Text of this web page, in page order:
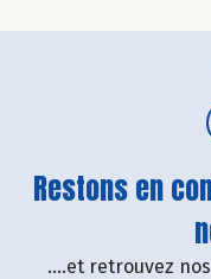
Restons en
....et retrouvez